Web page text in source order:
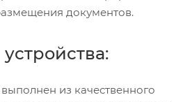
документов.
из качественного